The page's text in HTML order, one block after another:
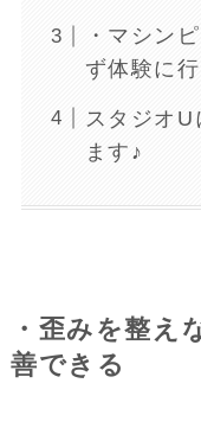
・マシン
ず体験に行
スタジオ
ます♪
・歪みを整え
善できる